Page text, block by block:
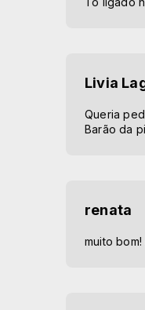
Livia
Queria
Barão da
renata
muito